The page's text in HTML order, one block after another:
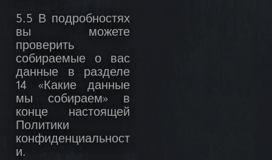
5.5 В подробностях
вы можете
проверить
собираемые о вас
данные в разделе
14 «Какие данные
мы собираем» в
конце настоящей
Политики
конфиденциальност
и.